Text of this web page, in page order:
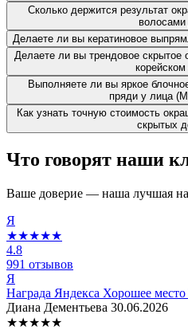
Сколько держится результат
Делаете ли вы кератиновое
Делаете ли вы трендовое скрытое
Выполняете ли вы яркое
пряди у лица
Как узнать точную стоимость
скрытых
Что говорят наши
Ваше доверие — наша лучшая
Я
★★★★★
4.8
991 отзывов
Я
Награда Яндекса Хорошее место
Диана Дементьева 30.06.2026
★★★★★